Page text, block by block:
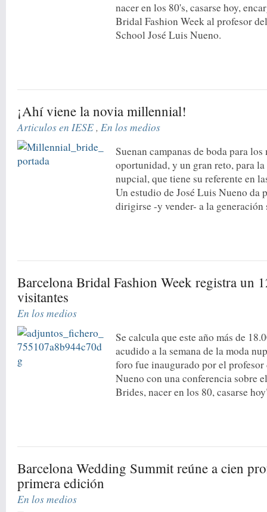
nacer en los 80's, casarse hoy,
Bridal Fashion Week al profesor
School José Luis Nueno.
¡Ahí viene la novia millennial!
Articulos en IESE,En los medios
Suenan campanas de boda para
oportunidad, y un gran reto, para
nupcial, que tiene su referente en
Un estudio de José Luis Nueno da
dirigirse -y vender- a la generación
Barcelona Bridal Fashion Week registra un
visitantes
En los medios
Se calcula que este año más de
acudido a la semana de la moda
foro fue inaugurado por el
Nueno con una conferencia sobre
Brides, nacer en los 80, casarse
Barcelona Wedding Summit reúne a cien
primera edición
En los medios